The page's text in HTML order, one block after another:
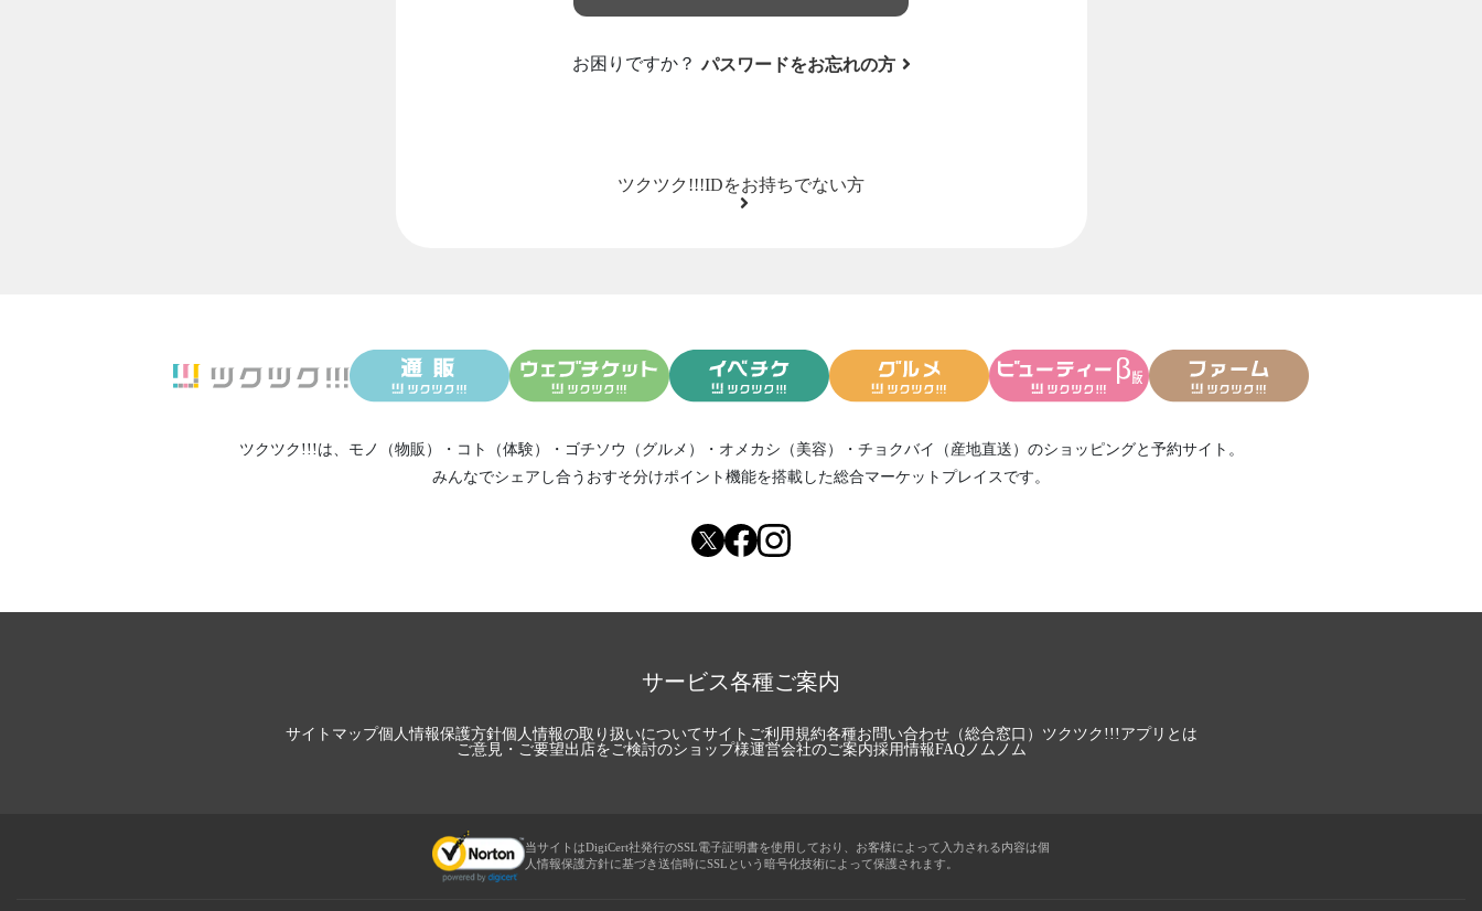
お困りですか？ パスワードをお忘れの方
ツクツク!!!IDをお持ちでない方
ツクツク!!!は、 モノ（物販） ・ コト（体験） ・ ゴチソウ（グルメ） ・ オメカシ（美容） ・ チョクバイ（産地直送） のショッピングと予約サイト。
みんなでシェアし合う おすそ分けポイント機能を搭載した総合マーケットプレイスです。
サービス各種ご案内
サイトマップ個人情報保護方針個人情報の取り扱いについてサイトご利用規約各種お問い合わせ（総合窓口） ツクツク!!!アプリとは
ご意見・ご要望出店をご検討のショップ様運営会社のご案内採用情報FAQノムノム
当サイトはDigiCert社発行のSSL電子証明書を使用しており、お客様によって入力される内容は個
人情報保護方針に基づき送信時にSSLという暗号化技術によって保護されます。